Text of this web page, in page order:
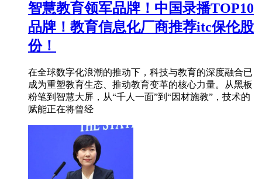
智慧教育领军品牌！中国录播TOP10
品牌！教育信息化厂商推荐itc保伦股
份！
在全球数字化浪潮的推动下，科技与教育的深度融合已
成为重塑教育生态、推动教育变革的核心力量。从黑板
粉笔到智慧大屏，从“千人一面”到“因材施教”，技术的
赋能正在将曾经